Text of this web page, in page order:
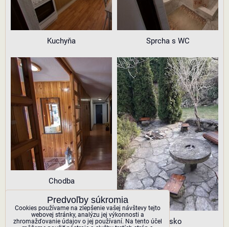
Kuchyňa Sprcha s WC
Chodba
Ohnisko
Predvoľby súkromia
Cookies používame na zlepšenie vašej návštevy tejto
webovej stránky, analýzu jej výkonnosti a
zhromažďovanie údajov o jej používaní. Na tento účel